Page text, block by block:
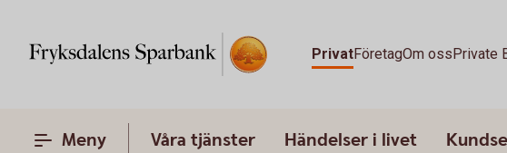
PrivatFöretagOm ossPrivate
Meny Våra tjänster Händelser i livet